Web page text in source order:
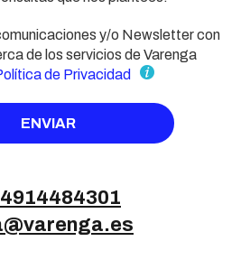
y/o Newsletter con
de los servicios de Varenga
de Privacidad